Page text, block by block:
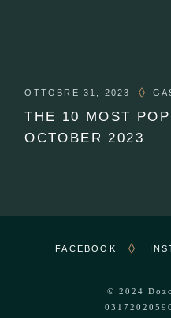
OTTOBRE 31, 2023
THE 10 MOST
OCTOBER 2023
FACEBOOK
© 2024